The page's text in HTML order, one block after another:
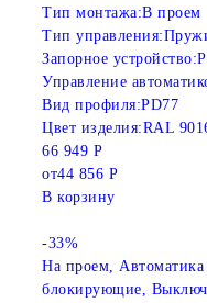
Тип монтажа:В проем
Тип управления:
Запорное устройство:
Управление
Вид профиля:PD77
Цвет изделия:RAL
66 949 Р
от44 856 Р
В корзину
-33%
На проем,
блокирующие,